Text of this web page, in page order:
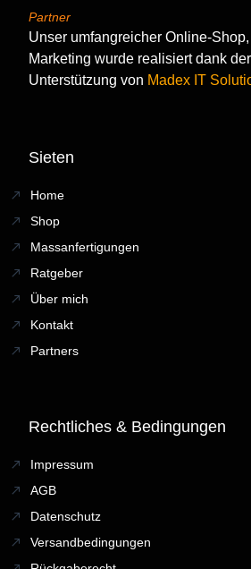
Partner
Unser umfangreicher Online-
Marketing wurde realisiert dank
Unterstützung von Madex IT
Sieten
Home
Shop
Massanfertigungen
Ratgeber
Über mich
Kontakt
Partners
Rechtliches & Bedingungen
Impressum
AGB
Datenschutz
Versandbedingungen